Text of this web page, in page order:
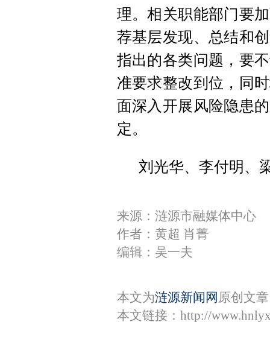
理。相关职能部门要
荐基层发现、总结和
指出的各类问题，要
准要求整改到位，同
面深入开展风险隐患
定。
刘光华、李付明、
来源：涟源市融媒体中心
作者：黄超 肖菁
编辑：吴一夫
本文为涟源新闻网 原创文
本文链接： http://